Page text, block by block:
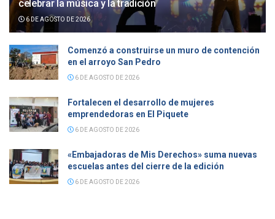
celebrar la música y la tradición
6 DE AGOSTO DE 2026
Comenzó a construirse un muro de contención
en el arroyo San Pedro
6 DE AGOSTO DE 2026
Fortalecen el desarrollo de mujeres
emprendedoras en El Piquete
6 DE AGOSTO DE 2026
«Embajadoras de Mis Derechos» suma nuevas
escuelas antes del cierre de la edición
6 DE AGOSTO DE 2026